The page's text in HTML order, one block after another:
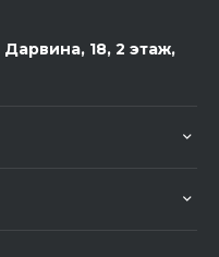
18, 2 этаж,